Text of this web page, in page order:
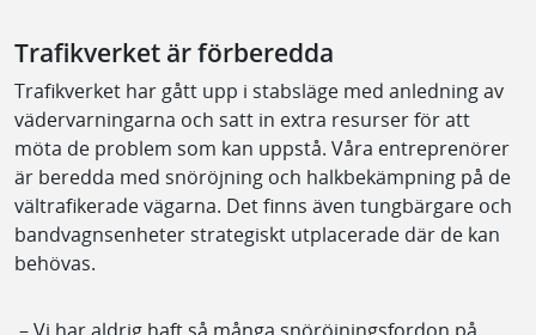
Trafikverket är förberedda
Trafikverket har gått upp i stabsläge med anledning av
vädervarningarna och satt in extra resurser för att
möta de problem som kan uppstå. Våra entreprenörer
är beredda med snöröjning och halkbekämpning på de
vältrafikerade vägarna. Det finns även tungbärgare och
bandvagnsenheter strategiskt utplacerade där de kan
behövas.
– Vi har aldrig haft så många snöröjningsfordon på